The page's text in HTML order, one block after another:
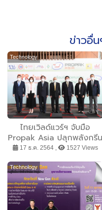
ข่าวอื่
Technology
ไทยเวิลด์แวร์ฯ จับมือ
Propak Asia ปลุกพลังกรีน
ชวนล้าง พร้อมดันความรับ
17 ธ.ค. 2564 , 1527 Views
Technology